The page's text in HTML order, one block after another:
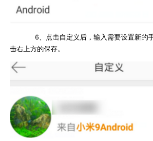
6、点击自定义后，输入需要设置新的
击右上方的保存。